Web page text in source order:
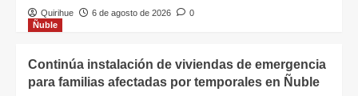
Quirihue 6 de agosto de 2026
0
Ñuble
Continúa instalación de viviendas de emergencia
para familias afectadas por temporales en Ñuble